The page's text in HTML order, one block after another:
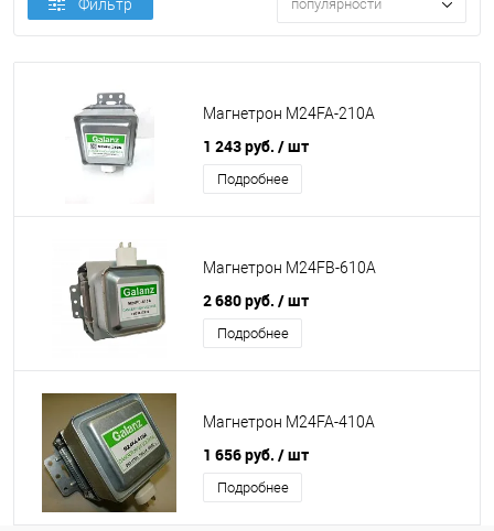
Фильтр популярности
Магнетрон M24FA-210A
1 243 руб. / шт
Подробнее
Магнетрон M24FB-610A
2 680 руб. / шт
Подробнее
Магнетрон M24FA-410A
1 656 руб. / шт
Подробнее